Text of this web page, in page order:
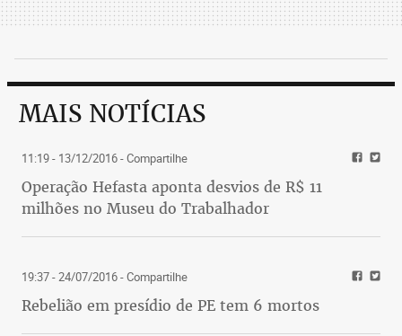
MAIS NOTÍCIAS
11:19 - 13/12/2016- Compartilhe
Operação Hefasta aponta desvios de R$ 11
milhões no Museu do Trabalhador
19:37 - 24/07/2016- Compartilhe
Rebelião em presídio de PE tem 6 mortos